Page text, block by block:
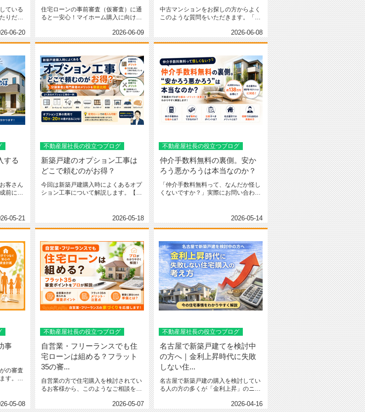
ている
りだか
06-20
住宅ローンの事前審査（仮審査）に通
ると一安心！マイホーム購入に向けて
2026-06-09
中古マンションをお探しの方からよく
このような質問をいただきます。「最
2026-06-08
する
客さん
前に契
05-21
不動産屋社長の役立つブログ
新築戸建のオプション工事は
どこで頼むのがお得？
今回は新築戸建購入時によくあるオプ
ション工事について解説します。【目
2026-05-18
不動産屋社長の役立つブログ
仲介手数料無料の裏側。安か
ろう悪かろうは本当なのか？
「仲介手数料無料って、なんだか怪し
くないですか？」実際にお問い合わせ
2026-05-14
事
の審査
す。経
05-08
不動産屋社長の役立つブログ
自営業・フリーランスでも住
宅ローンは組める？フラット
35の審...
自営業の方で住宅購入を検討されてい
るお客様から、このようなご相談をい
2026-05-07
不動産屋社長の役立つブログ
名古屋で新築戸建てを検討中
の方へ｜金利上昇時代に失敗
しない住...
名古屋で新築戸建の購入を検討してい
る人の方の多くが「金利上昇」のニュ
2026-04-16